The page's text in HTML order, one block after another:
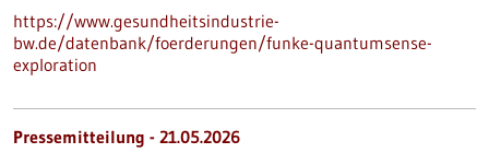
https://www.gesundheitsindustrie-
bw.de/datenbank/foerderungen/funke-quantumsense-
exploration
Pressemitteilung - 21.05.2026